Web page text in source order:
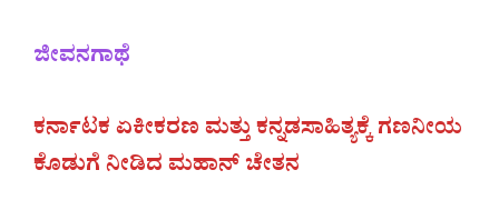
ಜೀವನಗಾಥೆ
ಕರ್ನಾಟಕ ಏಕೀಕರಣ ಮತ್ತು ಕನ್ನಡಸಾಹಿತ್ಯಕ್ಕೆ ಗಣನೀಯ
ಕೊಡುಗೆ ನೀಡಿದ ಮಹಾನ್‌ ಚೇತನ